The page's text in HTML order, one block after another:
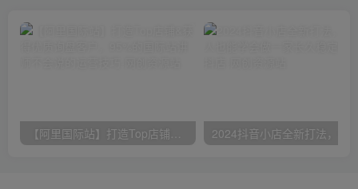
【阿里国际站】打造Top店铺&获得优质询盘客户，​95%的国际站讲师不会说的运营技巧